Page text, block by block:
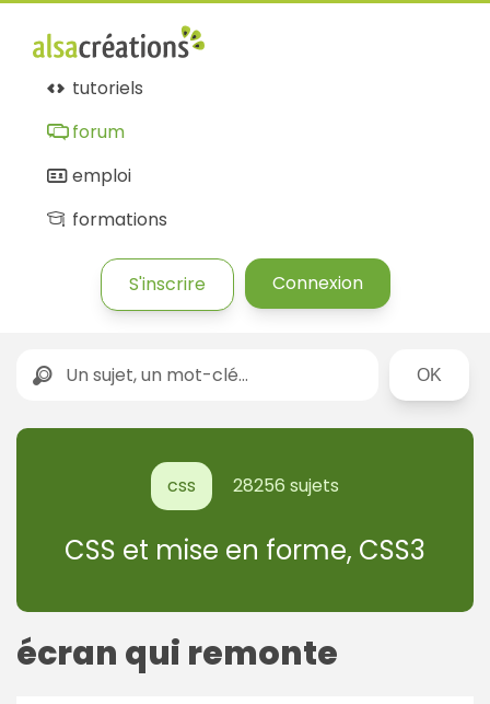
tutoriels
forum
emploi
formations
S'inscrire Connexion
Rechercher
css 28256 sujets
CSS et mise en forme, CSS3
écran qui remonte